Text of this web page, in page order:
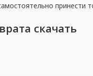
принести
скачать